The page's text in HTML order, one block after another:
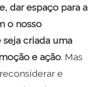
dar espaço para a
o nosso
criada uma
e ação. Mas
e